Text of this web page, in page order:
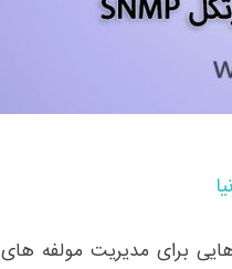
برای مدیریت مولفه های